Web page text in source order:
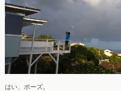
はい、ポーズ。